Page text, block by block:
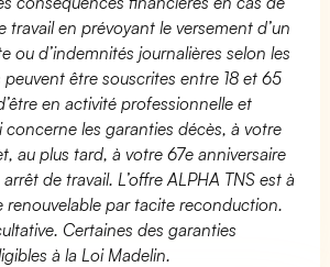
travail en prévoyant le versement d’un
ou d’indemnités journalières selon les
être souscrites entre 18 et 65
en activité professionnelle et
concerne les garanties décès, à votre
au plus tard, à votre 67e anniversaire
de travail. L’offre ALPHA TNS est à
renouvelable par tacite reconduction.
Certaines des garanties
à la Loi Madelin.